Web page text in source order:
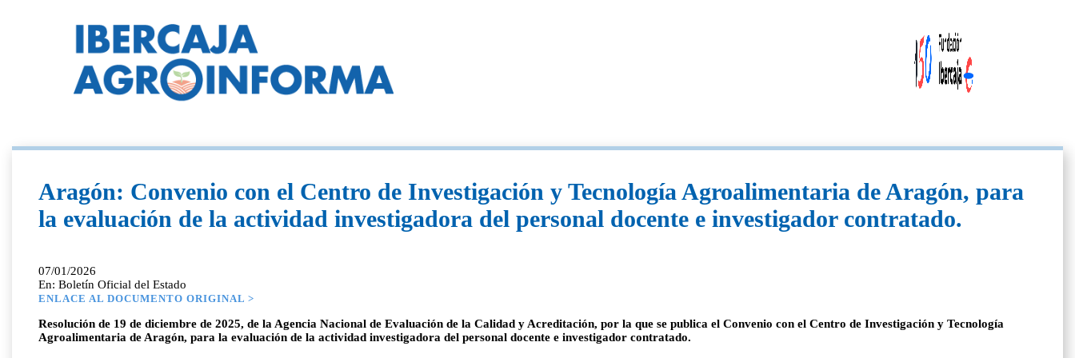
Aragón: Convenio con el Centro de Investigación y Tecnología Agroalimentaria de Aragón, para
la evaluación de la actividad investigadora del personal docente e investigador contratado.
07/01/2026
En: Boletín Oficial del Estado
ENLACE AL DOCUMENTO ORIGINAL >
Resolución de 19 de diciembre de 2025, de la Agencia Nacional de Evaluación de la Calidad y Acreditación, por la que se publica el Convenio con el Centro de Investigación y Tecnología
Agroalimentaria de Aragón, para la evaluación de la actividad investigadora del personal docente e investigador contratado.